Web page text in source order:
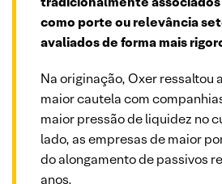
como porte ou relevância
avaliados de forma mais
Na originação, Oxer ressaltou
maior cautela com
maior pressão de liquidez no
lado, as empresas de maior
do alongamento de passivos
anos.